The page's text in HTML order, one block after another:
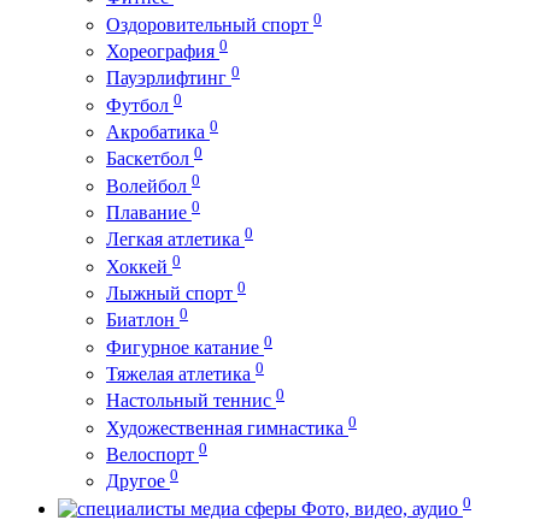
Оздоровительный спорт 0
Хореография 0
Пауэрлифтинг 0
Футбол 0
Акробатика 0
Баскетбол 0
Волейбол 0
Плавание 0
Легкая атлетика 0
Хоккей 0
Лыжный спорт 0
Биатлон 0
Фигурное катание 0
Тяжелая атлетика 0
Настольный теннис 0
Художественная гимнастика 0
Велоспорт 0
Другое 0
Фото, видео, аудио 0